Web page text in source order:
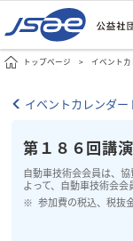
トップページ イベント
イベントカレンダー
第１８６回講
自動車技術会会員は、
よって、自動車技術会会
参加費の税込、税抜